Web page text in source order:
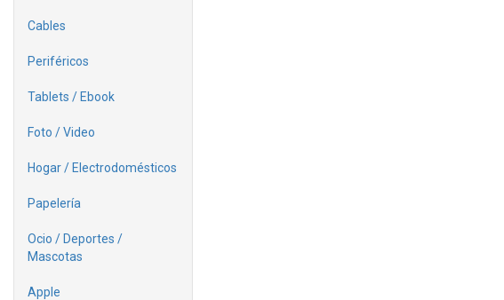
Cables
Periféricos
Tablets / Ebook
Foto / Video
Hogar / Electrodomésticos
Papelería
Ocio / Deportes /
Mascotas
Apple